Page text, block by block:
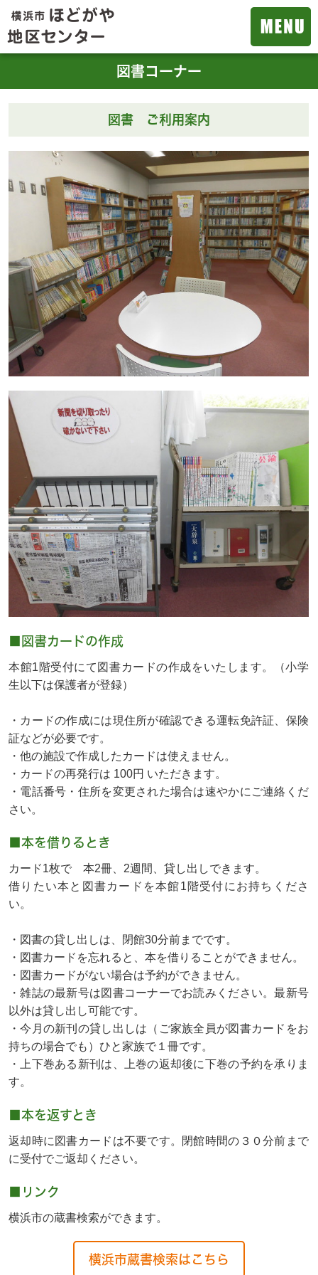
図書コーナー
図書 ご利用案内
■図書カードの作成
本館1階受付にて図書カードの作成をいたします。（小学
生以下は保護者が登録）
・カードの作成には現住所が確認できる運転免許証、保険
証などが必要です。
・他の施設で作成したカードは使えません。
・カードの再発行は 100円 いただきます。
・電話番号・住所を変更された場合は速やかにご連絡くだ
さい。
■本を借りるとき
カード1枚で 本2冊、2週間、貸し出しできます。
借りたい本と図書カードを本館1階受付にお持ちくださ
い。
・図書の貸し出しは、閉館30分前までです。
・図書カードを忘れると、本を借りることができません。
・図書カードがない場合は予約ができません。
・雑誌の最新号は図書コーナーでお読みください。最新号
以外は貸し出し可能です。
・今月の新刊の貸し出しは（ご家族全員が図書カードをお
持ちの場合でも）ひと家族で１冊です。
・上下巻ある新刊は、上巻の返却後に下巻の予約を承りま
す。
■本を返すとき
返却時に図書カードは不要です。閉館時間の３０分前まで
に受付でご返却ください。
■リンク
横浜市の蔵書検索ができます。
横浜市蔵書検索はこちら